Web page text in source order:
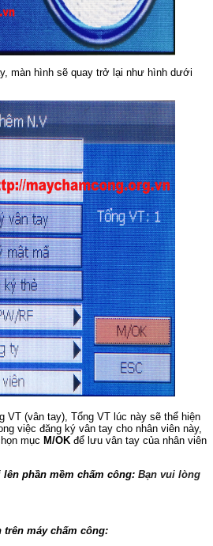
màn hình sẽ quay trở lại như hình dưới
VT (vân tay), Tổng VT lúc này sẽ thể hiện
việc đăng ký vân tay cho nhân viên này,
mục M/OK để lưu vân tay của nhân viên
lên phần mềm chấm công:Bạn vui lòng
trên máy chấm công: